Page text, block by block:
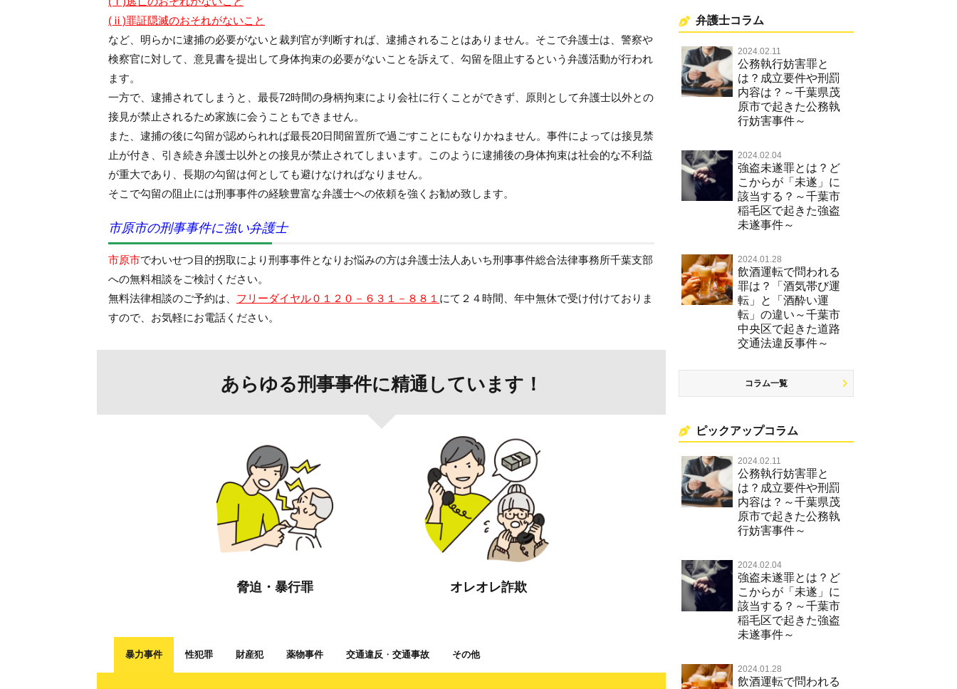
(ⅱ)罪証隠滅のおそれがないこと
など、明らかに逮捕の必要がないと裁判官が判断すれば、逮捕されることはありません。そこで弁護士は、警察や
検察官に対して、意見書を提出して身体拘束の必要がないことを訴えて、勾留を阻止するという弁護活動が行われ
ます。
一方で、逮捕されてしまうと、最長72時間の身柄拘束により会社に行くことができず、原則として弁護士以外との
接見が禁止されるため家族に会うこともできません。
また、逮捕の後に勾留が認められれば最長20日間留置所で過ごすことにもなりかねません。事件によっては接見禁
止が付き、引き続き弁護士以外との接見が禁止されてしまいます。このように逮捕後の身体拘束は社会的な不利益
が重大であり、長期の勾留は何としても避けなければなりません。
そこで勾留の阻止には刑事事件の経験豊富な弁護士への依頼を強くお勧め致します。
市原市の刑事事件に強い弁護士
市原市でわいせつ目的拐取により刑事事件となりお悩みの方は弁護士法人あいち刑事事件総合法律事務所千葉支部
への無料相談をご検討ください。
無料法律相談のご予約は、 フリーダイヤル０１２０－６３１－８８１ にて２４時間、年中無休で受け付けておりま
すので、お気軽にお電話ください。
あらゆる刑事事件に精通しています！
脅迫・暴行罪 オレオレ詐欺
暴力事件 性犯罪 財産犯 薬物事件 交通違反 ・ 交通事故 その他
弁護士コラム
2024.02.11
公務執行妨害罪と
は？成立要件や刑罰
内容は？～千葉県茂
原市で起きた公務執
行妨害事件～
2024.02.04
強盗未遂罪とは？ど
こからが「未遂」に
該当する？～千葉市
稲毛区で起きた強盗
未遂事件～
2024.01.28
飲酒運転で問われる
罪は？「酒気帯び運
転」と「酒酔い運
転」の違い～千葉市
中央区で起きた道路
交通法違反事件～
コラム一覧
ピックアップコラム
2024.02.11
公務執行妨害罪と
は？成立要件や刑罰
内容は？～千葉県茂
原市で起きた公務執
行妨害事件～
2024.02.04
強盗未遂罪とは？ど
こからが「未遂」に
該当する？～千葉市
稲毛区で起きた強盗
未遂事件～
2024.01.28
飲酒運転で問われる